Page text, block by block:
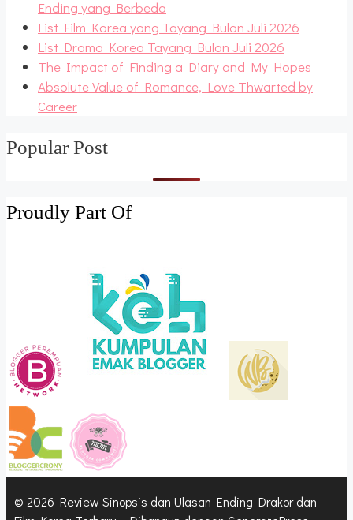
Ending yang Berbeda
List Film Korea yang Tayang Bulan Juli 2026
List Drama Korea Tayang Bulan Juli 2026
The Impact of Finding a Diary and My Hopes
Absolute Value of Romance, Love Thwarted by
Career
Popular Post
Proudly Part Of
© 2026 Review Sinopsis dan Ulasan Ending Drakor dan